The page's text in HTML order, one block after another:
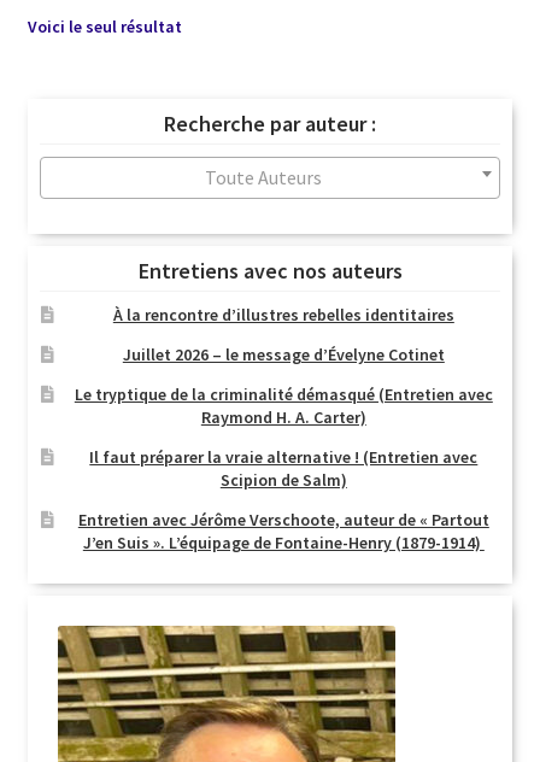
Voici le seul résultat
Recherche par auteur :
Toute Auteurs
Entretiens avec nos auteurs
À la rencontre d’illustres rebelles identitaires
Juillet 2026 – le message d’Évelyne Cotinet
Le tryptique de la criminalité démasqué (Entretien avec
Raymond H. A. Carter)
Il faut préparer la vraie alternative ! (Entretien avec
Scipion de Salm)
Entretien avec Jérôme Verschoote, auteur de « Partout
J’en Suis ». L’équipage de Fontaine-Henry (1879-1914)